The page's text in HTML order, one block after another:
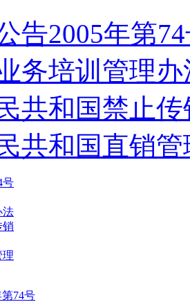
告2005年第
务培训管理办
共和国禁止
共和国直销
号
法
销
理
74号